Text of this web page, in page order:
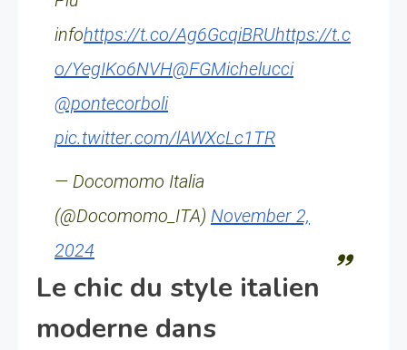
infohttps://t.co/Ag6GcqiBRUhttps://t.c
o/YegIKo6NVH@FGMichelucci
@pontecorboli
pic.twitter.com/lAWXcLc1TR
— Docomomo Italia
(@Docomomo_ITA) November 2,
2024
Le chic du style italien
moderne dans